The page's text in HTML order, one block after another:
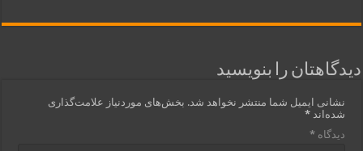
دیدگاهتان را بنویسید
نشانی ایمیل شما منتشر نخواهد شد. بخش‌های موردنیاز علامت‌گذاری
شده‌اند*
دیدگاه*